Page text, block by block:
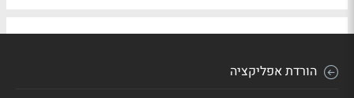
הורדת אפליקציה